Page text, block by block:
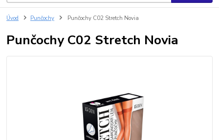
Úvod Punčochy Punčochy C02 Stretch Novia
Punčochy C02 Stretch Novia